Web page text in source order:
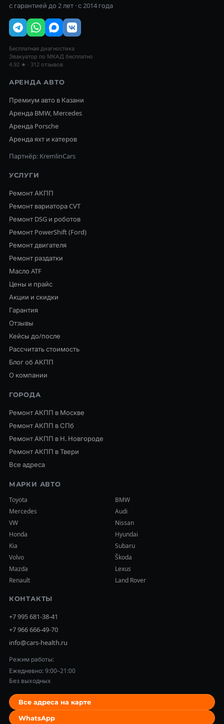
с гарантией до 2 лет · с 2014 года
Бесплатная диагностика
Эвакуатор по МКАД бесплатно
4.92 ★ · 312 отзывов
АРЕНДА АВТО
Премиум авто в Казани
Аренда BMW, Mercedes
Аренда Porsche
Аренда яхт и катеров
Партнёр: KremlinCars
УСЛУГИ
Ремонт АКПП
Ремонт вариатора CVT
Ремонт DSG и роботов
Ремонт PowerShift (Ford)
Ремонт двигателя
Ремонт раздатки
Масло ATF
Цены и прайс
Акции и скидки
Гарантия
Отзывы
Кейсы до/после
Рассчитать стоимость
Блог об АКПП
О компании
ГОРОДА
Ремонт АКПП в Москве
Ремонт АКПП в СПб
Ремонт АКПП в Н. Новгороде
Ремонт АКПП в Твери
Все адреса
МАРКИ АВТО
Toyota
BMW
Mercedes
Audi
VW
Nissan
Honda
Hyundai
Kia
Subaru
Volvo
Škoda
Mazda
Lexus
Renault
Land Rover
КОНТАКТЫ
+7 995 681-38-41
+7 966 666-49-70
info@cars-health.ru
Режим работы:
Ежедневно: 9:00–21:00
Без выходных
Все адреса на карте
WhatsApp